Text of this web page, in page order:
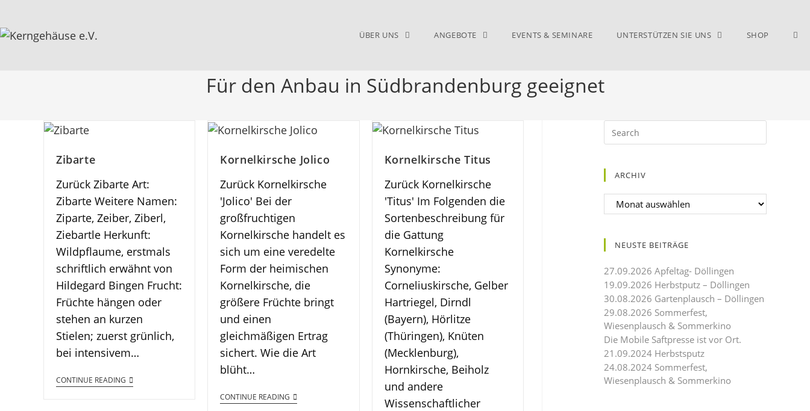
ÜBER UNS ANGEBOTE EVENTS & SEMINARE UNTERSTÜTZEN SIE UNS SHOP
Für den Anbau in Südbrandenburg geeignet
ARCHIV
NEUSTE BEITRÄGE
27.09.2026 Apfeltag- Döllingen
19.09.2026 Herbstputz – Döllingen
30.08.2026 Gartenplausch – Döllingen
29.08.2026 Sommerfest,
Wiesenplausch & Sommerkino
Die Mobile Saftpresse ist vor Ort.
21.09.2024 Herbstsputz
24.08.2024 Sommerfest,
Wiesenplausch & Sommerkino
Zibarte
Zurück Zibarte Art:
Zibarte Weitere Namen:
Ziparte, Zeiber, Ziberl,
Ziebartle Herkunft:
Wildpflaume, erstmals
schriftlich erwähnt von
Hildegard Bingen Frucht:
Früchte hängen oder
stehen an kurzen
Stielen; zuerst grünlich,
bei intensivem…
CONTINUE READING
Kornelkirsche Jolico
Zurück Kornelkirsche
'Jolico' Bei der
großfruchtigen
Kornelkirsche handelt es
sich um eine veredelte
Form der heimischen
Kornelkirsche, die
größere Früchte bringt
und einen
gleichmäßigen Ertrag
sichert. Wie die Art
blüht…
CONTINUE READING
Kornelkirsche Titus
Zurück Kornelkirsche
'Titus' Im Folgenden die
Sortenbeschreibung für
die Gattung
Kornelkirsche
Synonyme:
Corneliuskirsche, Gelber
Hartriegel, Dirndl
(Bayern), Hörlitze
(Thüringen), Knüten
(Mecklenburg),
Hornkirsche, Beiholz
und andere
Wissenschaftlicher